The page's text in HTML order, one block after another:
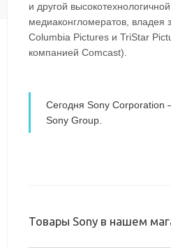
и другой
медиаконгломератов, владея
Columbia Pictures и TriStar
компанией Comcast).
Сегодня Sony Corporation
Sony Group.
Товары Sony в нашем